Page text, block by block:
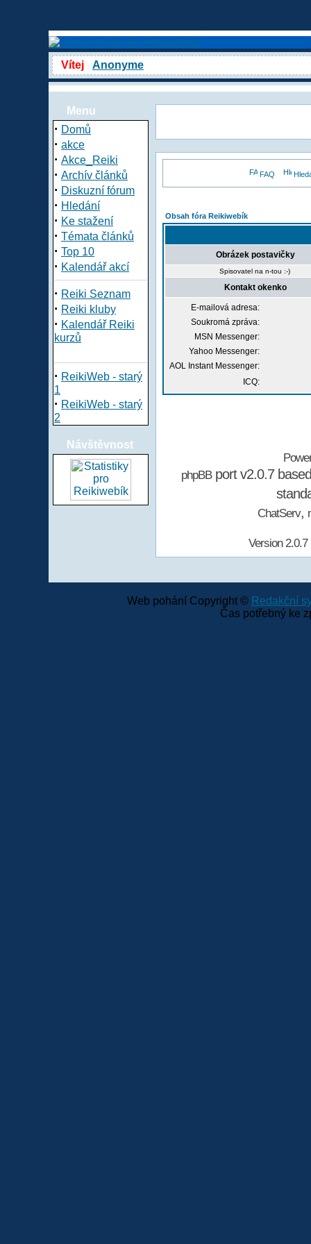
Vítej Anonyme
Menu
· Domů
· akce
· Akce_Reiki
· Archív článků
· Diskuzní fórum
· Hledání
· Ke stažení
· Témata článků
· Top 10
· Kalendář akcí
· Reiki Seznam
· Reiki kluby
· Kalendář Reiki
kurzů
· ReikiWeb - starý
1
· ReikiWeb - starý
2
Návštěvnost
FAQ
Obsah fóra Reikiwebík
Obrázek postavičky
Spisovatel na n-tou :-)
Kontakt okenko
E-mailová adresa:
Soukromá zpráva:
MSN Messenger:
Yahoo Messenger:
AOL Instant Messenger:
ICQ:
phpBBport v2.0.7
ChatServ,
Version
Web pohání Copyright © Redakční
Čas potřebný ke